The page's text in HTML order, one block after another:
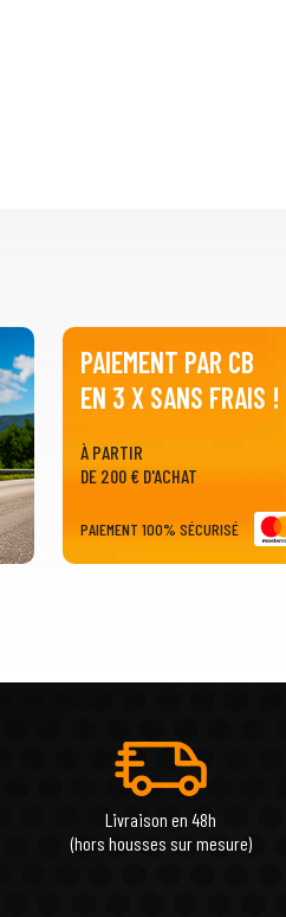
PAIEMENT PAR CB
EN 3 X SANS FRAIS !
À PARTIR
DE 200 € D'ACHAT
PAIEMENT 100% SÉCURISÉ
Livraison en 48h
(hors housses sur mesure)